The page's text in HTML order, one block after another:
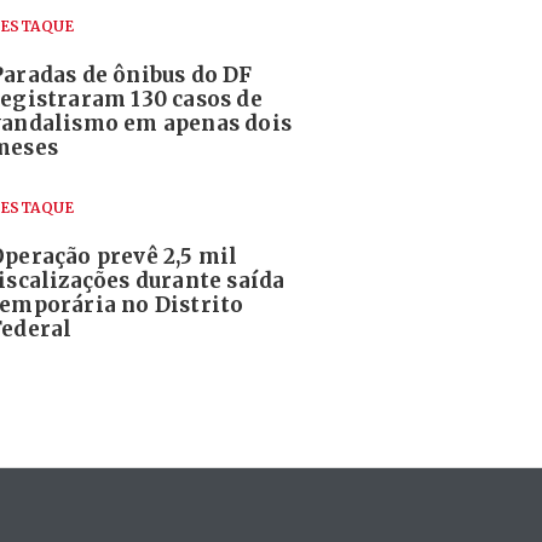
de ônibus do DF
130 casos de
em apenas dois
prevê 2,5 mil
durante saída
no Distrito